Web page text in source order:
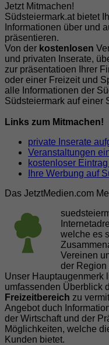
Jetzt Mitmachen!
Südsteiermark.at bietet
Informationen über und
präsentieren.
Von der kostenlosen
und privaten Inserate,
zur präsentatioen Ihrer
oder einer Freizeit und
alle Informationen der
Südsteiermark auf einer
Links zum Mitmachen!
private Inserate
Veranstaltungen
kostenloser
Ihre Werbung auf
Das JetztMedien.com
welche es
Vereinen
der Region
Unser Hauptaugenmerk
umfassenden Überblick
Freizeitbereich zu
Angebot duch
der Wirtschaft und der
Möglichkeiten, welche
Kunden bietet.